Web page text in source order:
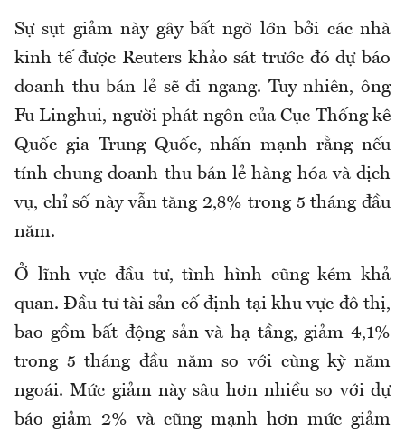
Sự sụt giảm này gây bất ngờ lớn bởi các nhà
kinh tế được Reuters khảo sát trước đó dự báo
doanh thu bán lẻ sẽ đi ngang. Tuy nhiên, ông
Fu Linghui, người phát ngôn của Cục Thống kê
Quốc gia Trung Quốc, nhấn mạnh rằng nếu
tính chung doanh thu bán lẻ hàng hóa và dịch
vụ, chỉ số này vẫn tăng 2,8% trong 5 tháng đầu
năm.
Ở lĩnh vực đầu tư, tình hình cũng kém khả
quan. Đầu tư tài sản cố định tại khu vực đô thị,
bao gồm bất động sản và hạ tầng, giảm 4,1%
trong 5 tháng đầu năm so với cùng kỳ năm
ngoái. Mức giảm này sâu hơn nhiều so với dự
báo giảm 2% và cũng mạnh hơn mức giảm